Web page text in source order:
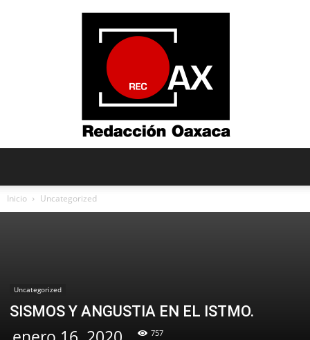
Inicio Uncategorized
Uncategorized
SISMOS Y ANGUSTIA EN EL ISTMO.
757